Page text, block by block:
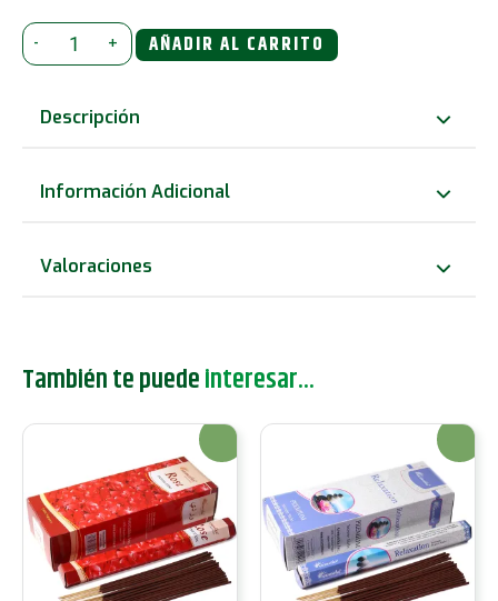
-
Incienso
hexadecimal
Aromatika
pagana
+ AÑADIR AL CARRITO
Descripción
Información Adicional
Valoraciones
También te puedeinteresar...
¡Oferta! ¡Oferta!